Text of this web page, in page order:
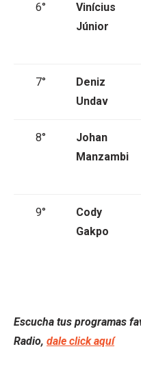
6°
Vinícius
Júnior
7°
Deniz
Undav
8°
Johan
Manzambi
9°
Cody
Gakpo
Escucha tus programas
Radio, dale click aquí